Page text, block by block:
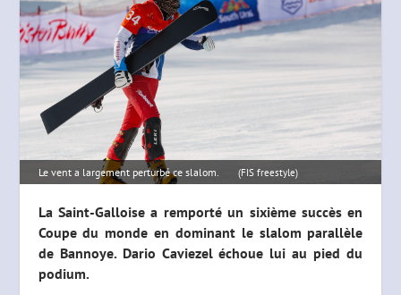
Le vent a largement perturbé ce slalom. (FIS freestyle)
La Saint-Galloise a remporté un sixième succès en
Coupe du monde en dominant le slalom parallèle
de Bannoye. Dario Caviezel échoue lui au pied du
podium.